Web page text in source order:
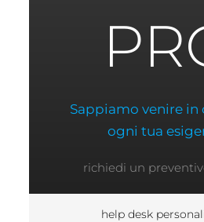
Sappiamo venire in
ogni tua
richiedi un
help desk